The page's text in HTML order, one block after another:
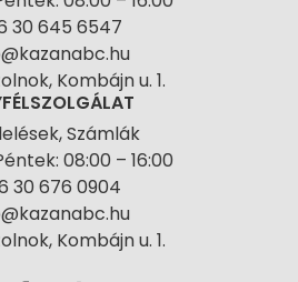
30 645 6547
Kombájn u. 1.
Számlák
08:00 – 16:00
30 676 0904
Kombájn u. 1.